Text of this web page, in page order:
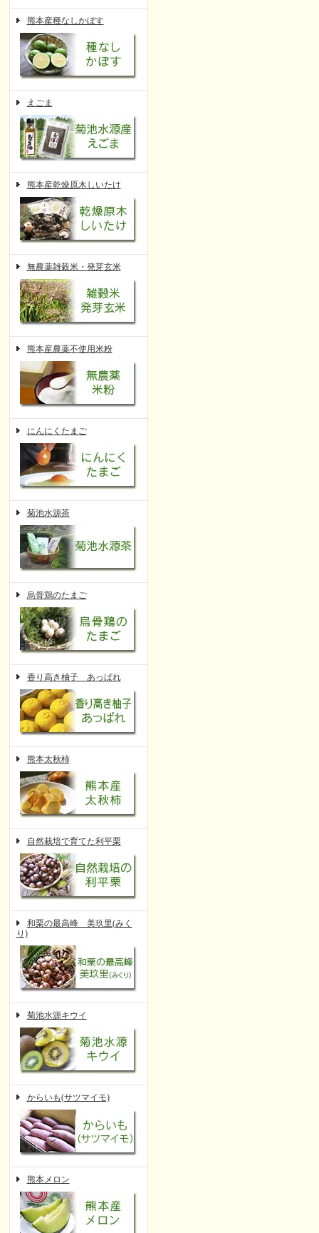
熊本産種なしかぼす
えごま
熊本産乾燥原木しいたけ
無農薬雑穀米・発芽玄米
熊本産農薬不使用米粉
にんにくたまご
菊池水源茶
烏骨鶏のたまご
香り高き柚子 あっぱれ
熊本太秋柿
自然栽培で育てた利平栗
和栗の最高峰 美玖里(みく
り)
菊池水源キウイ
からいも(サツマイモ)
熊本メロン